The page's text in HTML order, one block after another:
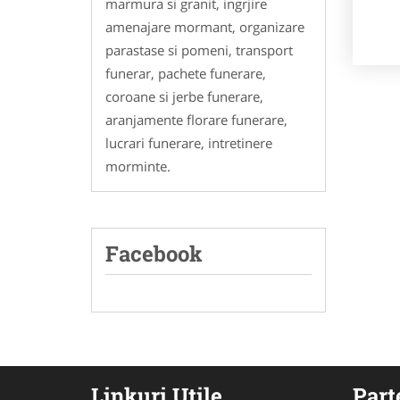
amenajare mormant, organizare
parastase si pomeni, transport
funerar, pachete funerare,
coroane si jerbe funerare,
aranjamente florare funerare,
lucrari funerare, intretinere
morminte.
Facebook